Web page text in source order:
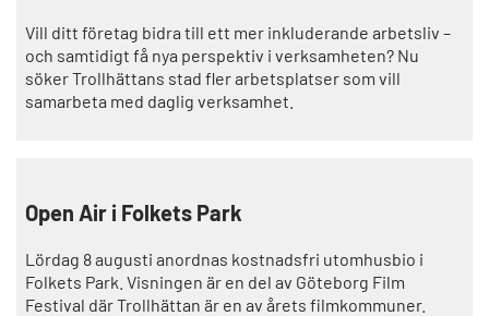
Vill ditt företag bidra till ett mer inkluderande arbetsliv –
och samtidigt få nya perspektiv i verksamheten? Nu
söker Trollhättans stad fler arbetsplatser som vill
samarbeta med daglig verksamhet.
Open Air i Folkets Park
Lördag 8 augusti anordnas kostnadsfri utomhusbio i
Folkets Park. Visningen är en del av Göteborg Film
Festival där Trollhättan är en av årets filmkommuner.